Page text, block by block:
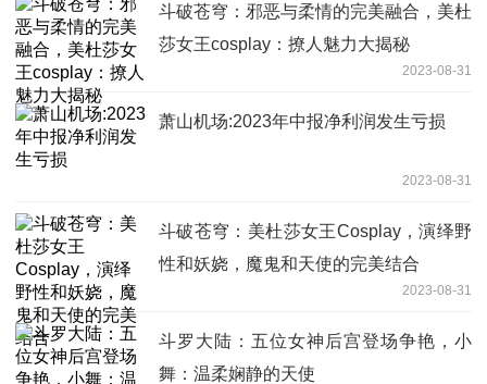
斗破苍穹：邪恶与柔情的完美融合，美杜
莎女王cosplay：撩人魅力大揭秘
2023-08-31
萧山机场:2023年中报净利润发生亏损
2023-08-31
斗破苍穹：美杜莎女王Cosplay，演绎野
性和妖娆，魔鬼和天使的完美结合
2023-08-31
斗罗大陆：五位女神后宫登场争艳，小
舞：温柔娴静的天使